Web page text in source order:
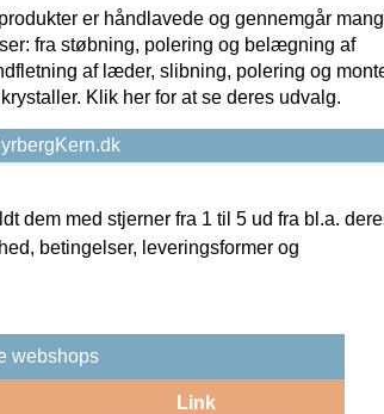
er håndlavede og gennemgår
fra støbning, polering og belægning af
af læder, slibning, polering og
Klik her for at se deres udvalg.
dem med stjerner fra 1 til 5 ud fra bl.a.
betingelser, leveringsformer og
webshops
Link